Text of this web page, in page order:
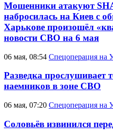
Мошенники атакуют
набросилась на Киев с
Харькове произошёл
новости СВО на 6 мая
06 мая, 08:54 Спецоперация на
Разведка прослушивает
наемников в зоне СВО
06 мая, 07:20 Спецоперация на
Соловьёв извинился